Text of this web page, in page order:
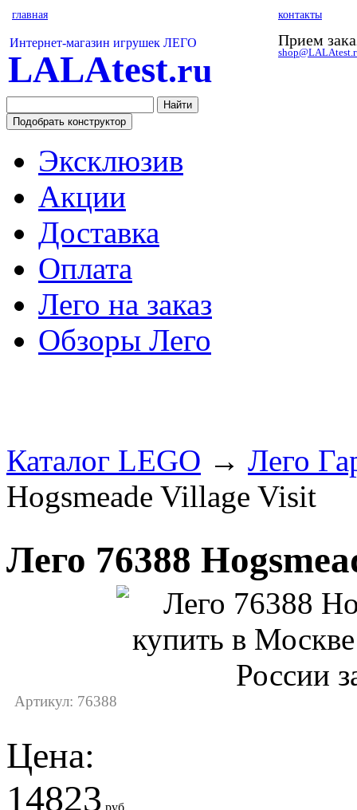
главная контакты
Интернет-магазин игрушек ЛЕГО
LALAtest.ru
Прием
Эксклюзив
Акции
Доставка
Оплата
Лего на заказ
Обзоры Лего
Каталог LEGO → Лего
Hogsmeade Village Visit
Лего 76388
Артикул: 76388
Цена:
14823 руб.